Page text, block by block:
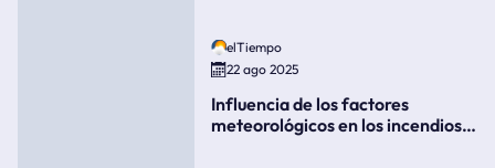
elTiempo
22 ago 2025
Influencia de los factores
meteorológicos en los incendios